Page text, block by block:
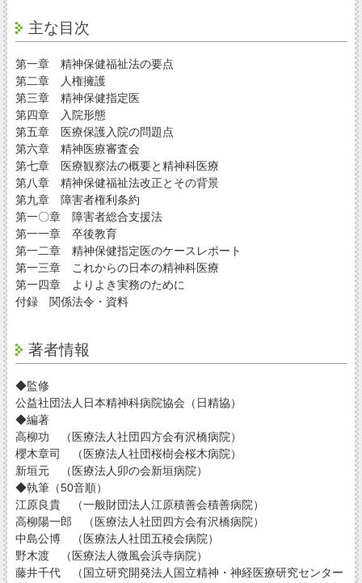
主な目次
第一章 精神保健福祉法の要点
第二章 人権擁護
第三章 精神保健指定医
第四章 入院形態
第五章 医療保護入院の問題点
第六章 精神医療審査会
第七章 医療観察法の概要と精神科医療
第八章 精神保健福祉法改正とその背景
第九章 障害者権利条約
第一〇章 障害者総合支援法
第一一章 卒後教育
第一二章 精神保健指定医のケースレポート
第一三章 これからの日本の精神科医療
第一四章 よりよき実務のために
付録 関係法令・資料
著者情報
◆監修
公益社団法人日本精神科病院協会（日精協）
◆編著
高柳功 （医療法人社団四方会有沢橋病院）
櫻木章司 （医療法人社団桜樹会桜木病院）
新垣元 （医療法人卯の会新垣病院）
◆執筆（50音順）
江原良貴 （一般財団法人江原積善会積善病院）
高柳陽一郎 （医療法人社団四方会有沢橋病院）
中島公博 （医療法人社団五稜会病院）
野木渡 （医療法人微風会浜寺病院）
藤井千代 （国立研究開発法人国立精神・神経医療研究センター